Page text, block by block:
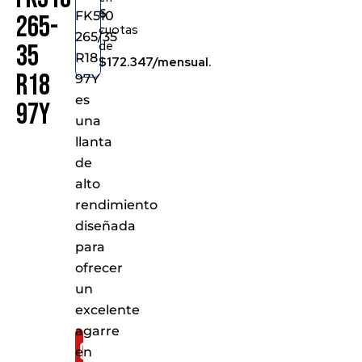
265-
35
R18
97Y
Consíguelo
6
cuotas
de
$172.347/mensual.
FK510
265/35
R18
97Y
es
una
llanta
de
alto
rendimiento
diseñada
para
ofrecer
un
excelente
agarre
en